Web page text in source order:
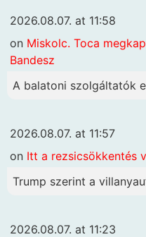
2026.08.07. at 11:58
on Miskolc. Toca
Bandesz
A balatoni szolgáltatók
2026.08.07. at 11:57
on Itt a rezsicsökkentés
Trump szerint a
2026.08.07. at 11:23